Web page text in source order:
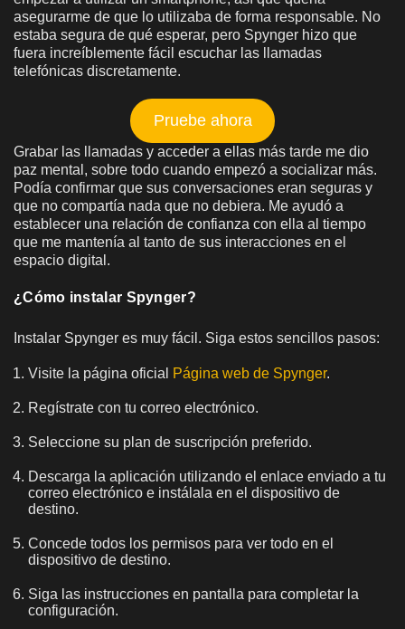
asegurarme de que lo utilizaba de forma responsable. No
estaba segura de qué esperar, pero Spynger hizo que
fuera increíblemente fácil escuchar las llamadas
telefónicas discretamente.
Pruebe ahora
Grabar las llamadas y acceder a ellas más tarde me dio
paz mental, sobre todo cuando empezó a socializar más.
Podía confirmar que sus conversaciones eran seguras y
que no compartía nada que no debiera. Me ayudó a
establecer una relación de confianza con ella al tiempo
que me mantenía al tanto de sus interacciones en el
espacio digital.
¿Cómo instalar Spynger?
Instalar Spynger es muy fácil. Siga estos sencillos pasos:
Visite la página oficial Página web de Spynger.
Regístrate con tu correo electrónico.
Seleccione su plan de suscripción preferido.
Descarga la aplicación utilizando el enlace enviado a tu
correo electrónico e instálala en el dispositivo de
destino.
Concede todos los permisos para ver todo en el
dispositivo de destino.
Siga las instrucciones en pantalla para completar la
configuración.